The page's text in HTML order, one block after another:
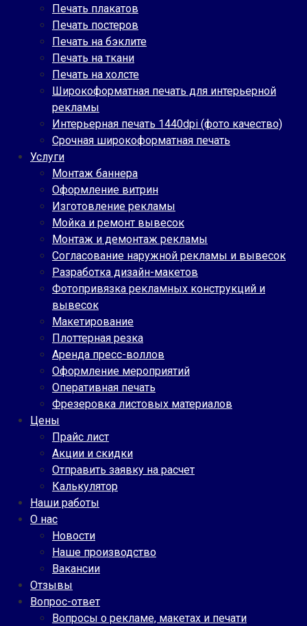
Печать плакатов
Печать постеров
Печать на бэклите
Печать на ткани
Печать на холсте
Широкоформатная печать для интерьерной
рекламы
Интерьерная печать 1440dpi (фото качество)
Срочная широкоформатная печать
Услуги
Монтаж баннера
Оформление витрин
Изготовление рекламы
Мойка и ремонт вывесок
Монтаж и демонтаж рекламы
Согласование наружной рекламы и вывесок
Разработка дизайн-макетов
Фотопривязка рекламных конструкций и
вывесок
Макетирование
Плоттерная резка
Аренда пресс-воллов
Оформление мероприятий
Оперативная печать
Фрезеровка листовых материалов
Цены
Прайс лист
Акции и скидки
Отправить заявку на расчет
Калькулятор
Наши работы
О нас
Новости
Наше производство
Вакансии
Отзывы
Вопрос-ответ
Вопросы о рекламе, макетах и печати